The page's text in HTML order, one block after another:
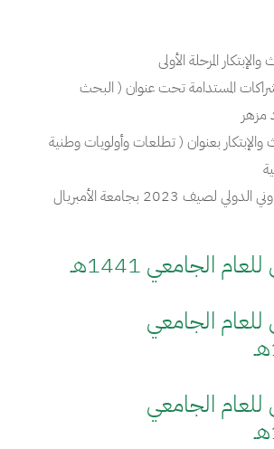
المرحلة الأولى
المستدامة تحت عنوان ( البحث
مزهر
بعنوان ( تطلعات وأولويات وطنية
تدريب الطلاب التعاوني الدولي لصيف 2023 بجامعة الأمبريال
الجامعي 1441هـ
للعام الجامعي
للعام الجامعي